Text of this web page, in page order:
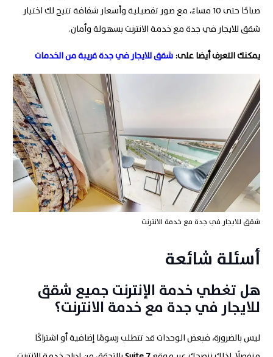
صباحًا حتى 10 مساءً، مع صور تفصيلية وأسعار شفافة تتيح لك اختيار
شقق للايجار في جدة مع خدمة الانترنت بسهولة وأمان.
يمكنك التعرف أيضا على:شقق للايجار في جدة قريبة من الخدمات
شقق للايجار في جدة مع خدمة الانترنت
أسئلة شائعة
هل تغطي خدمة الإنترنت جميع شقق
للايجار في جدة مع خدمة الانترنت؟
ليس بالضرورة، فبعض الوحدات قد تتطلب رسومًا إضافية أو اشتراكًا